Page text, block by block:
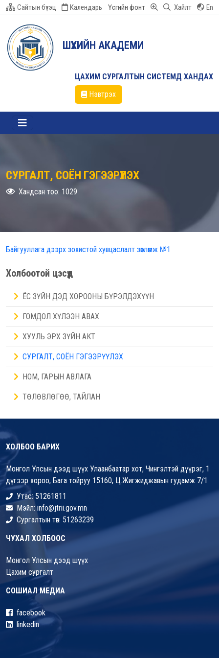
Сайтын бүтэц Календарь Үсгийн фонт Хайлт En
ШҮҮХИЙН АКАДЕМИ
ЦАХИМ СУРГАЛТЫН СИСТЕМД ХАНДАХ
Нэвтрэх
СУРГАЛТ, СОЁН ГЭГЭЭРҮҮЛЭХ
Хандсан тоо: 1029
Байгууллага дээрх зохистой хувцаслалт зөвлөмж №1
Холбоотой цэсүүд
ЁС ЗҮЙН ДЭД ХОРООНЫ БҮРЭЛДЭХҮҮН
ГОМДОЛ ХҮЛЭЭН АВАХ
ХУУЛЬ ЭРХ ЗҮЙН АКТ
СУРГАЛТ, СОЁН ГЭГЭЭРҮҮЛЭХ
НОМ, ГАРЫН АВЛАГА
ТӨЛӨВЛӨГӨӨ, ТАЙЛАН
ХОЛБОО БАРИХ
Монгол Улсын дээд шүүх Улаанбаатар хот, Чингэлтэй дүүрэг, 1
дүгээр хороо, Бага тойруу 15160, Ц.Жигжиджавын гудамж 7/1
Утас: 51261811
Мэйл: info@jtrii.gov.mn
Сургалтын төв: 51263239
ЧУХАЛ ХОЛБООС
Монгол Улсын дээд шүүх
Цахим сургалт
СОШИАЛ МЕДИА
facebook
linkedin